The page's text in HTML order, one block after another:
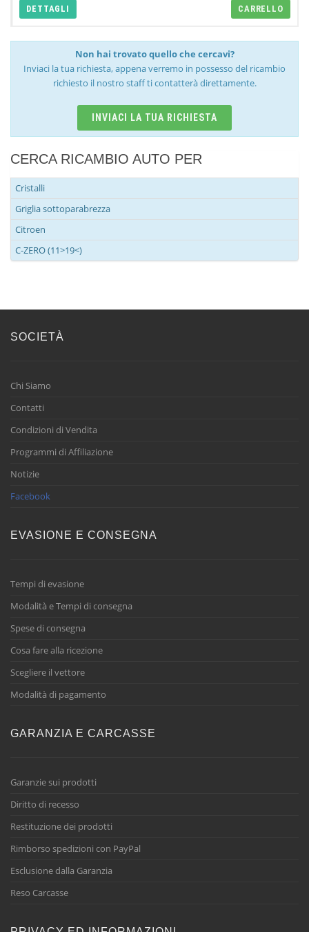
DETTAGLI CARRELLO
Non hai trovato quello che cercavi?
Inviaci la tua richiesta, appena verremo in possesso del ricambio
richiesto il nostro staff ti contatterà direttamente.
INVIACI LA TUA RICHIESTA
CERCA RICAMBIO AUTO PER
Cristalli
Griglia sottoparabrezza
Citroen
C-ZERO (11>19<)
SOCIETÀ
Chi Siamo
Contatti
Condizioni di Vendita
Programmi di Affiliazione
Notizie
Facebook
EVASIONE E CONSEGNA
Tempi di evasione
Modalità e Tempi di consegna
Spese di consegna
Cosa fare alla ricezione
Scegliere il vettore
Modalità di pagamento
GARANZIA E CARCASSE
Garanzie sui prodotti
Diritto di recesso
Restituzione dei prodotti
Rimborso spedizioni con PayPal
Esclusione dalla Garanzia
Reso Carcasse